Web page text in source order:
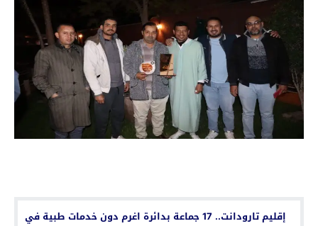
إقليم تارودانت.. 17 جماعة بدائرة اغرم دون خدمات طبية في